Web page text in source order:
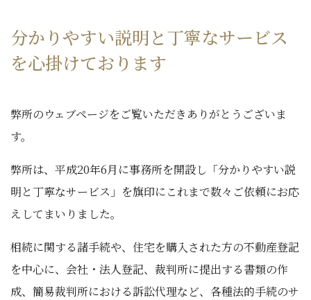
分かりやすい説明と丁寧なサービス
を心掛けております
弊所のウェブページをご覧いただきありがとうございま
す。
弊所は、平成20年6月に事務所を開設し「分かりやすい説
明と丁寧なサービス」を旗印にこれまで数々ご依頼にお応
えしてまいりました。
相続に関する諸手続や、住宅を購入された方の不動産登記
を中心に、会社・法人登記、裁判所に提出する書類の作
成、簡易裁判所における訴訟代理など、各種法的手続のサ